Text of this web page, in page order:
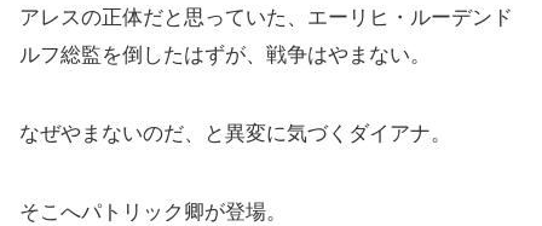
アレスの正体だと思っていた、エーリヒ・ルーデンド
ルフ総監を倒したはずが、戦争はやまない。
なぜやまないのだ、と異変に気づくダイアナ。
そこへパトリック卿が登場。